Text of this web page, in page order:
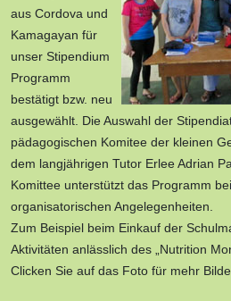
aus Cordova und
Kamagayan für
unser Stipendium
Programm
bestätigt bzw. neu
ausgewählt. Die Auswahl der
pädagogischen Komitee der kleinen
dem langjährigen Tutor Erlee Adrian
Komittee unterstützt das Programm
organisatorischen Angelegenheiten.
Zum Beispiel beim Einkauf der
Aktivitäten anlässlich des „Nutrition
Clicken Sie auf das Foto für mehr